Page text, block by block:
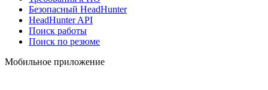
Безопасный HeadHunter
HeadHunter API
Поиск работы
Поиск по резюме
Мобильное приложение